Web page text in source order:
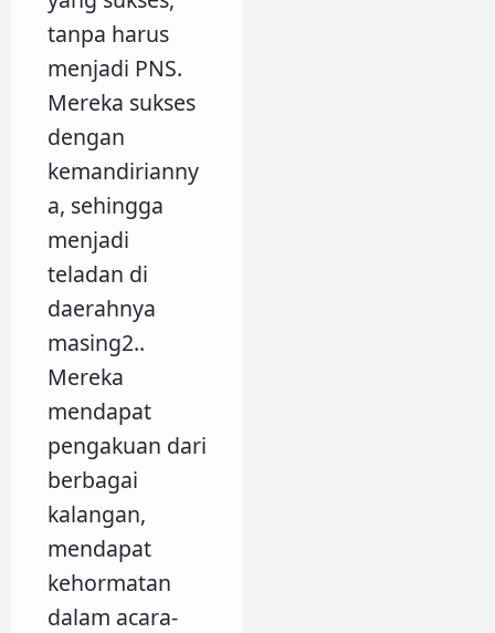
tanpa harus
menjadi PNS.
Mereka sukses
dengan
kemandirianny
a, sehingga
menjadi
teladan di
daerahnya
masing2..
Mereka
mendapat
pengakuan dari
berbagai
kalangan,
mendapat
kehormatan
dalam acara-